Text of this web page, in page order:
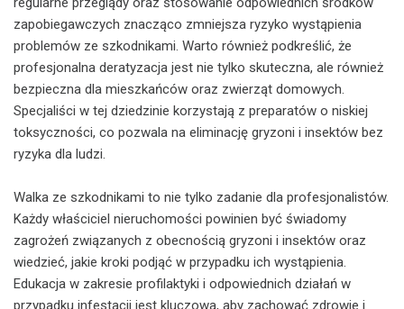
zapobiegawczych znacząco zmniejsza ryzyko wystąpienia
problemów ze szkodnikami. Warto również podkreślić, że
profesjonalna deratyzacja jest nie tylko skuteczna, ale również
bezpieczna dla mieszkańców oraz zwierząt domowych.
Specjaliści w tej dziedzinie korzystają z preparatów o niskiej
toksyczności, co pozwala na eliminację gryzoni i insektów bez
ryzyka dla ludzi.
Walka ze szkodnikami to nie tylko zadanie dla profesjonalistów.
Każdy właściciel nieruchomości powinien być świadomy
zagrożeń związanych z obecnością gryzoni i insektów oraz
wiedzieć, jakie kroki podjąć w przypadku ich wystąpienia.
Edukacja w zakresie profilaktyki i odpowiednich działań w
przypadku infestacji jest kluczowa, aby zachować zdrowie i